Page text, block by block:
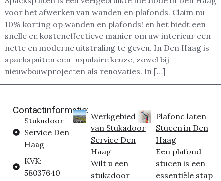
voor het afwerken van wanden en plafonds. Claim nu
10% korting op wanden en plafonds! en het biedt een
snelle en kosteneffectieve manier om uw interieur een
nette en moderne uitstraling te geven. In Den Haag is
spackspuiten een populaire keuze, zowel bij
nieuwbouwprojecten als renovaties. In […]
Contactinformatie:
Stukadoor
Service Den
Haag
KVK:
58037640
Werkgebied
van Stukadoor
Service Den
Haag
Wilt u een
stukadoor
Plafond laten
Stucen in Den
Haag
Een plafond
stucen is een
essentiële stap